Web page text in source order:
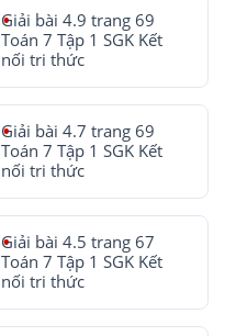
Giải bài 4.9 trang 69
Toán 7 Tập 1 SGK Kết
nối tri thức
Giải bài 4.7 trang 69
Toán 7 Tập 1 SGK Kết
nối tri thức
Giải bài 4.5 trang 67
Toán 7 Tập 1 SGK Kết
nối tri thức